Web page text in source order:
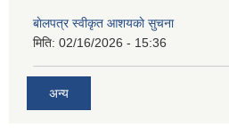
बाेलपत्र स्वीकृत आशयकाे सुचना
मिति: 02/16/2026 - 15:36
अन्य